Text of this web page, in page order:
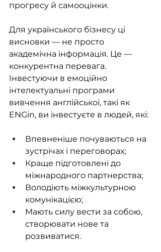
прогресу й самооцінки.
Для українського бізнесу ці
висновки — не просто
академічна інформація. Це —
конкурентна перевага.
Інвестуючи в емоційно
інтелектуальні програми
вивчення англійської, такі як
ENGin, ви інвестуєте в людей, які:
Впевненіше почуваються на
зустрічах і переговорах;
Краще підготовлені до
міжнародного партнерства;
Володіють міжкультурною
комунікацією;
Мають силу вести за собою,
створювати нове та
розвиватися.